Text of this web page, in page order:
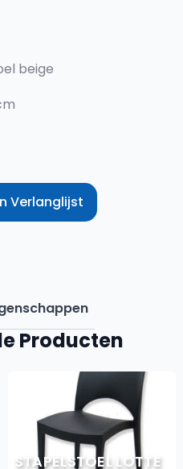
beige
Verlanglijst
Producten
STAPELSTOEL LOTTE